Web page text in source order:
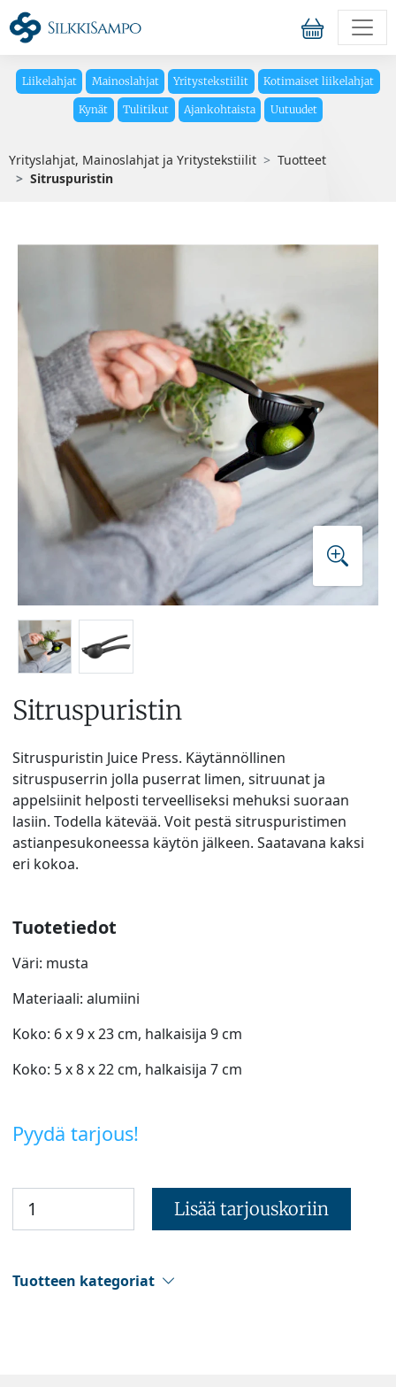
Liikelahjat Mainoslahjat Yritystekstiilit Kotimaiset liikelahjat
Kynät Tulitikut Ajankohtaista Uutuudet
Yrityslahjat, Mainoslahjat ja Yritystekstiilit
Tuotteet
Sitruspuristin
Sitruspuristin
Sitruspuristin Juice Press. Käytännöllinen
sitruspuserrin jolla puserrat limen, sitruunat ja
appelsiinit helposti terveelliseksi mehuksi suoraan
lasiin. Todella kätevää. Voit pestä sitruspuristimen
astianpesukoneessa käytön jälkeen. Saatavana kaksi
eri kokoa.
Tuotetiedot
Väri: musta
Materiaali: alumiini
Koko: 6 x 9 x 23 cm, halkaisija 9 cm
Koko: 5 x 8 x 22 cm, halkaisija 7 cm
Pyydä tarjous!
Lisää tarjouskoriin
Tuotteen kategoriat